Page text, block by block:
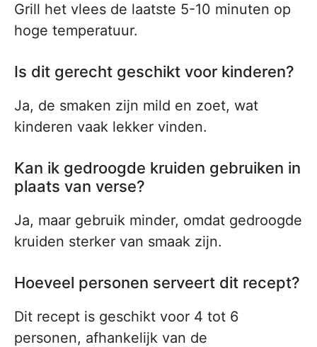
Grill het vlees de laatste 5-10 minuten op
hoge temperatuur.
Is dit gerecht geschikt voor kinderen?
Ja, de smaken zijn mild en zoet, wat
kinderen vaak lekker vinden.
Kan ik gedroogde kruiden gebruiken in
plaats van verse?
Ja, maar gebruik minder, omdat gedroogde
kruiden sterker van smaak zijn.
Hoeveel personen serveert dit recept?
Dit recept is geschikt voor 4 tot 6
personen, afhankelijk van de